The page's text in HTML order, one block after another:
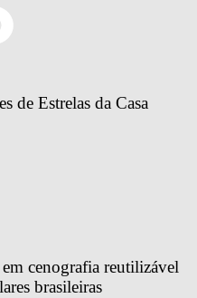
de Estrelas da Casa
cenografia reutilizável
brasileiras